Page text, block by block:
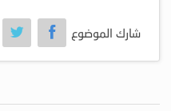
شارك الموضوع